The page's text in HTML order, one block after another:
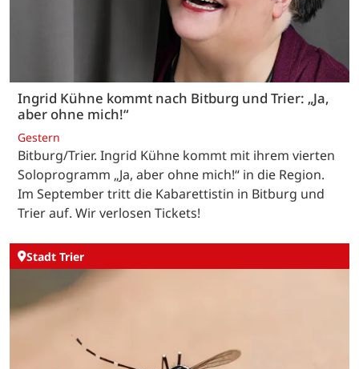
Ingrid Kühne kommt nach Bitburg und Trier: „Ja,
aber ohne mich!“
Gestern
Bitburg/Trier. Ingrid Kühne kommt mit ihrem vierten
Soloprogramm „Ja, aber ohne mich!“ in die Region.
Im September tritt die Kabarettistin in Bitburg und
Trier auf. Wir verlosen Tickets!
Stadt Trier